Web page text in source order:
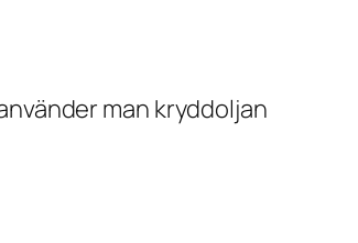
man kryddoljan